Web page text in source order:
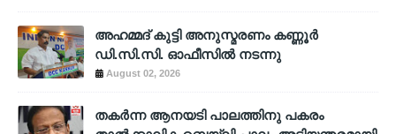
അഹമ്മദ് കുട്ടി അനുസ്മരണം കണ്ണൂർ
ഡി.സി.സി. ഓഫീസിൽ നടന്നു
August 02, 2026
തകർന്ന ആനയടി പാലത്തിനു പകരം